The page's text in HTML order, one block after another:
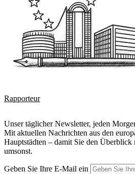
Rapporteur
Unser täglicher Newsletter, jeden
Mit aktuellen Nachrichten aus den
Hauptstädten – damit Sie den
umsonst.
Geben Sie Ihre E-Mail ein